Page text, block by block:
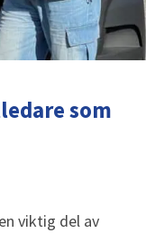
som
viktig del av